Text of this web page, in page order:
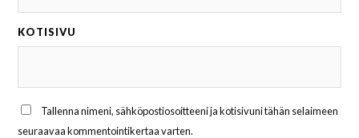
KOTISIVU
Tallenna nimeni, sähköpostiosoitteeni ja kotisivuni tähän selaimeen
seuraavaa kommentointikertaa varten.